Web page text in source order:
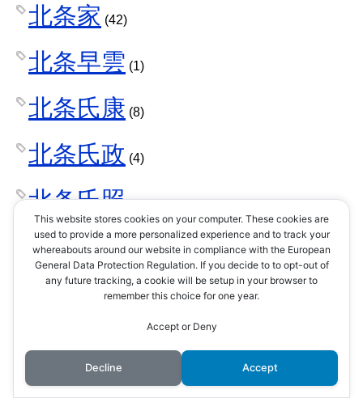
北条家 (42)
北条早雲 (1)
北条氏康 (8)
北条氏政 (4)
北条氏照(3)
北条氏直(2)
北条氏綱(1)
北条氏邦(1)
This website stores cookies on your computer. These cookies are
used to provide a more personalized experience and to track your
whereabouts around our website in compliance with the European
General Data Protection Regulation. If you decide to to opt-out of
any future tracking, a cookie will be setup in your browser to
remember this choice for one year.
Accept or Deny
Decline Accept